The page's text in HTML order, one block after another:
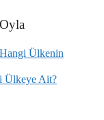
Ülkenin
Ülkeye Ait?